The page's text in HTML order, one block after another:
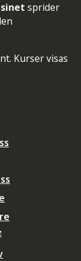
sprider
Kurser visas